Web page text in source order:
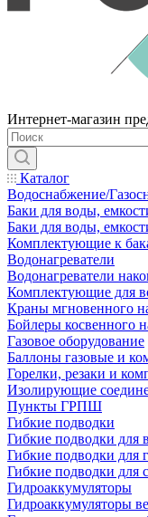
Интернет-магазин
Каталог
Водоснабжение/
Баки для воды,
Баки для воды,
Комплектующие к
Водонагреватели
Водонагреватели
Комплектующие для
Краны мгновенного
Бойлеры косвенного
Газовое оборудование
Баллоны газовые и
Горелки, резаки и
Изолирующие
Пункты ГРПШ
Гибкие подводки
Гибкие подводки для
Гибкие подводки для
Гибкие подводки для
Гидроаккумуляторы
Гидроаккумуляторы